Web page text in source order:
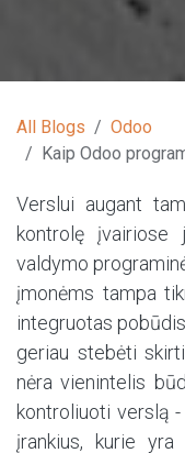
All Blogs
Odoo
Kaip Odoo
Verslui augant
kontrolę
valdymo
įmonėms tampa
integruotas
geriau stebėti
nėra vienintelis
kontroliuoti verslą
įrankius, kurie